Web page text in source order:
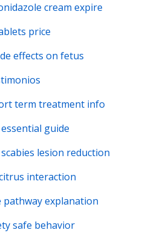
cream expire
price
effects on fetus
term treatment info
guide
lesion reduction
interaction
pathway explanation
safe behavior